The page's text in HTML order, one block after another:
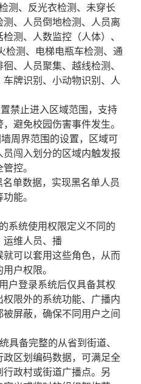
测、反光衣检测、未穿长
、人员倒地检测、人员离
测、人数监控（人体）、
检测、电梯电瓶车检测、通
、人员聚集、越线检测、
牌识别、小动物识别、人
禁止进入区域范围，支持
避免校园伤害事件发生。
周界范围的设置，区域可
闯入划分的区域内触发报
控。
单数据，实现黑名单人员
能。
系统使用权限定义不同的
运维人员、播
可以套用这些角色，从而
户权限。
户登录系统后仅具备其权
限外的系统功能、广播内
屏蔽，确保不同用户之间
具备完整的从省到街道、
区划编码数据，可满足全
政村或街道广播点。另